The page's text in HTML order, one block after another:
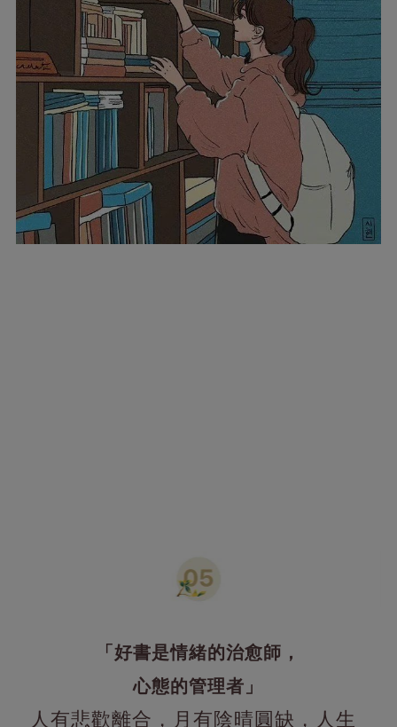
「好書是情緒的治愈師，
心態的管理者」
人有悲歡離合，月有陰晴圓缺，人生